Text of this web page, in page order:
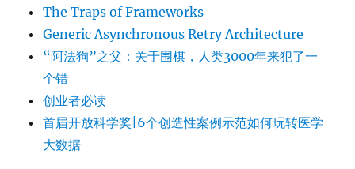
The Traps of Frameworks
Generic Asynchronous Retry Architecture
“阿法狗”之父：关于围棋，人类3000年来犯了一
个错
创业者必读
首届开放科学奖|6个创造性案例示范如何玩转医学
大数据